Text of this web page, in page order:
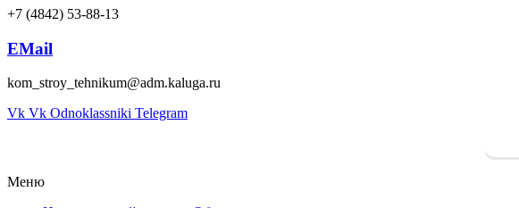
+7 (4842) 53-88-13
EMail
kom_stroy_tehnikum@adm.kaluga.ru
Vk Vk Odnoklassniki Telegram
Меню